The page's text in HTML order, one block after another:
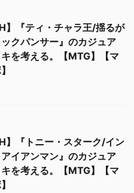
】『ティ・チャラ王/揺るが
クパンサー』のカジュア
を考える。【MTG】【マ
】『トニー・スターク/イン
イアンマン』のカジュア
を考える。【MTG】【マ